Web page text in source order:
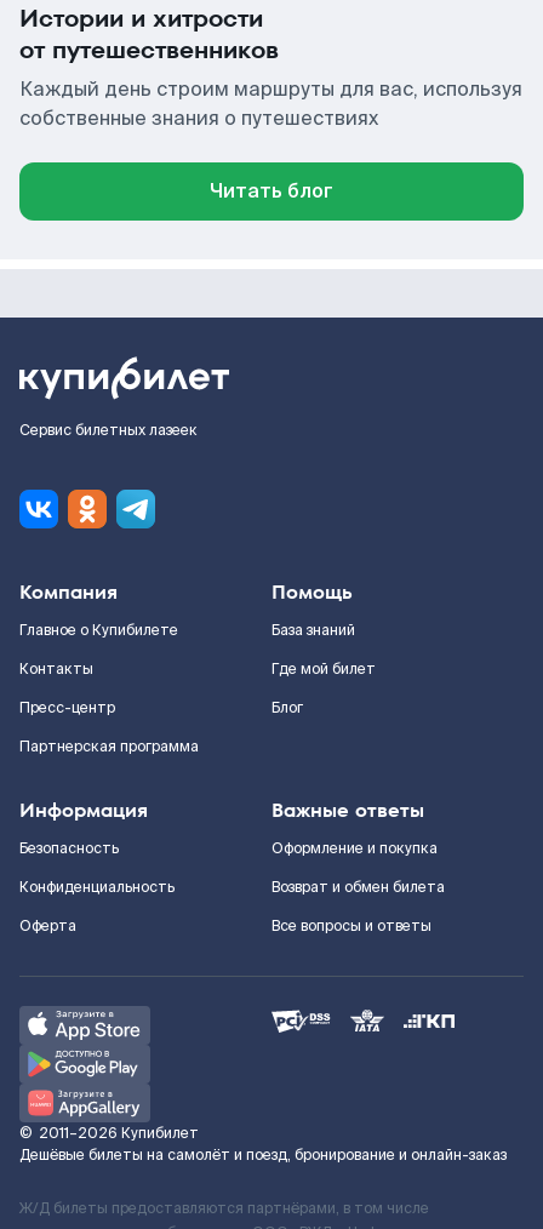
Истории и хитрости
от путешественников
Каждый день строим маршруты для вас, используя
собственные знания о путешествиях
Читать блог
Сервис билетных лазеек
Компания
Главное о Купибилете
Контакты
Пресс-центр
Партнерская программа
Помощь
База знаний
Где мой билет
Блог
Информация
Безопасность
Конфиденциальность
Оферта
Важные ответы
Оформление и покупка
Возврат и обмен билета
Все вопросы и ответы
© 2011–2026 Купибилет
Дешёвые билеты на самолёт и поезд, бронирование и онлайн-заказ
Ж/Д билеты предоставляются партнёрами, в том числе